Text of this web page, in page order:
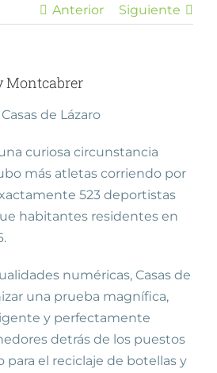
Anterior Siguiente
Montcabrer
de Lázaro
curiosa circunstancia
más atletas corriendo por
523 deportistas
habitantes residentes en
numéricas, Casas de
una prueba magnífica,
y perfectamente
detrás de los puestos
el reciclaje de botellas y